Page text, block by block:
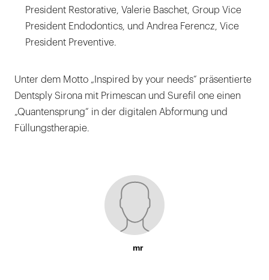
President Restorative, Valerie Baschet, Group Vice
President Endodontics, und Andrea Ferencz, Vice
President Preventive.
Unter dem Motto „Inspired by your needs“ präsentierte
Dentsply Sirona mit Primescan und Surefil one einen
„Quantensprung“ in der digitalen Abformung und
Füllungstherapie.
mr